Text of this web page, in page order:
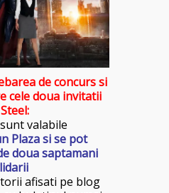
de concurs si
cele doua invitatii
valabile
Plaza si se pot
doua saptamani
afisati pe blog